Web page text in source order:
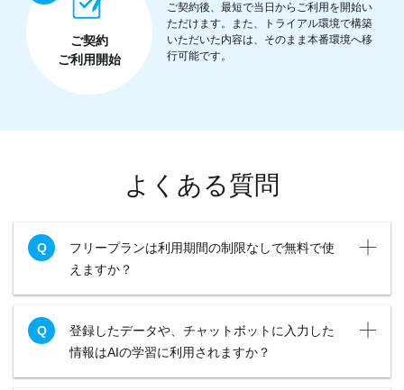
ご契約
ご利用開始
ご契約後、最短で当日からご利用を開始い
ただけます。また、トライアル環境で構築
いただいた内容は、そのまま本番環境へ移
行可能です。
よくある質問
フリープランは利用期間の制限なしで無料で使
えますか？
登録したデータや、チャットボットに入力した
情報はAIの学習に利用されますか？